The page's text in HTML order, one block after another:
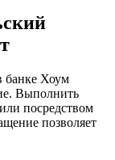
банке Хоум
Выполнить
посредством
позволяет